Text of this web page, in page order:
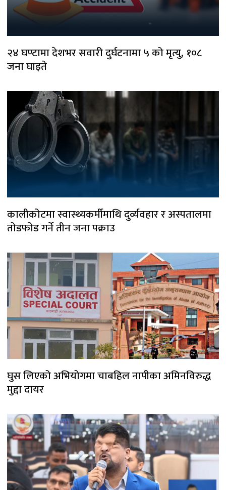
२४ घण्टामा देशभर सवारी दुर्घटनामा ५ को मृत्यु, १०८
जना घाइते
कालीकोटमा स्वास्थ्यकर्मीमाथि दुर्व्यवहार र अस्पतालमा
तोडफोड गर्ने तीन जना पक्राउ
घुस लिएको अभियोगमा चाबहिल नापीका अमिनविरुद्ध
मुद्दा दायर